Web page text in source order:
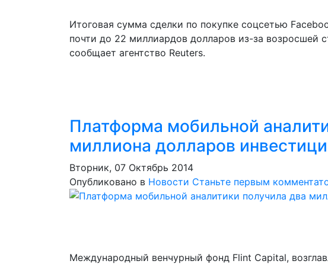
Итоговая сумма сделки по покупке соцсетью
почти до 22 миллиардов долларов из-за возросшей
сообщает агентство Reuters.
Платформа мобильной
миллиона долларов
Вторник, 07 Октябрь 2014
Опубликовано в Новости Станьте первым
Международный венчурный фонд Flint Capital,